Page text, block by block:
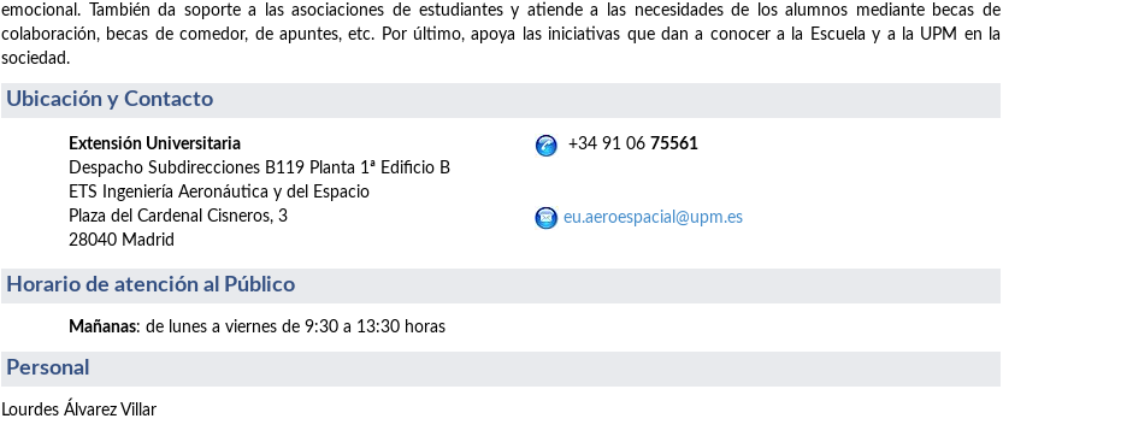
emocional. También da soporte a las asociaciones de estudiantes y atiende a las necesidades de los alumnos mediante becas de
colaboración, becas de comedor, de apuntes, etc. Por último, apoya las iniciativas que dan a conocer a la Escuela y a la UPM en la
sociedad.
Ubicación y Contacto
Extensión Universitaria
Despacho Subdirecciones B119 Planta 1ª Edificio B
ETS Ingeniería Aeronáutica y del Espacio
Plaza del Cardenal Cisneros, 3
28040 Madrid
+34 91 06 75561
eu.aeroespacial@upm.es
Horario de atención al Público
Mañanas: de lunes a viernes de 9:30 a 13:30 horas
Personal
Lourdes Álvarez Villar